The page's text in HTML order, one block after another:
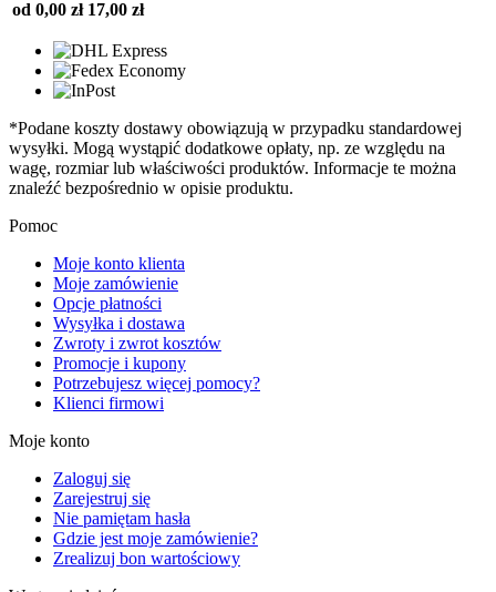
od 0,00 zł 17,00 zł
*Podane koszty dostawy obowiązują w przypadku standardowej
wysyłki. Mogą wystąpić dodatkowe opłaty, np. ze względu na
wagę, rozmiar lub właściwości produktów. Informacje te można
znaleźć bezpośrednio w opisie produktu.
Pomoc
Moje konto klienta
Moje zamówienie
Opcje płatności
Wysyłka i dostawa
Zwroty i zwrot kosztów
Promocje i kupony
Potrzebujesz więcej pomocy?
Klienci firmowi
Moje konto
Zaloguj się
Zarejestruj się
Nie pamiętam hasła
Gdzie jest moje zamówienie?
Zrealizuj bon wartościowy